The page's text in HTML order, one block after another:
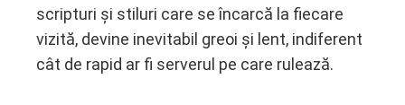
scripturi și stiluri care se încarcă la fiecare
vizită, devine inevitabil greoi și lent, indiferent
cât de rapid ar fi serverul pe care rulează.